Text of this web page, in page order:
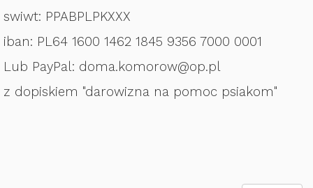
swiwt: PPABPLPKXXX
iban: PL64 1600 1462 1845 9356 7000 0001
Lub PayPal: doma.komorow@op.pl
z dopiskiem "darowizna na pomoc psiakom"